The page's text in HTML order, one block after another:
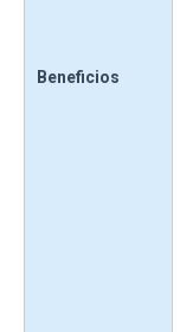
Beneficios